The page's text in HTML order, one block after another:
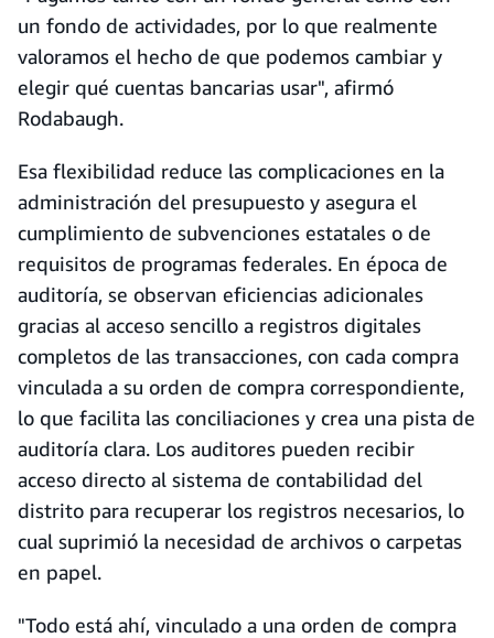
un fondo de actividades, por lo que realmente
valoramos el hecho de que podemos cambiar y
elegir qué cuentas bancarias usar", afirmó
Rodabaugh.
Esa flexibilidad reduce las complicaciones en la
administración del presupuesto y asegura el
cumplimiento de subvenciones estatales o de
requisitos de programas federales. En época de
auditoría, se observan eficiencias adicionales
gracias al acceso sencillo a registros digitales
completos de las transacciones, con cada compra
vinculada a su orden de compra correspondiente,
lo que facilita las conciliaciones y crea una pista de
auditoría clara. Los auditores pueden recibir
acceso directo al sistema de contabilidad del
distrito para recuperar los registros necesarios, lo
cual suprimió la necesidad de archivos o carpetas
en papel.
"Todo está ahí, vinculado a una orden de compra